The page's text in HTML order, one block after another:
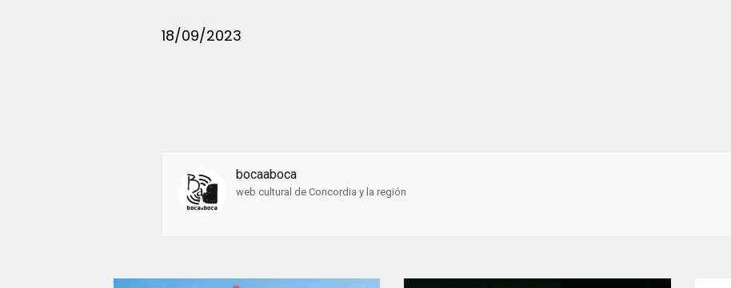
18/09/2023
bocaaboca
web cultural de Concordia y la región